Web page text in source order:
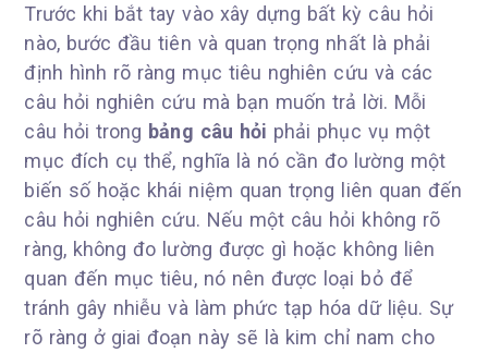
Trước khi bắt tay vào xây dựng bất kỳ câu hỏi
nào, bước đầu tiên và quan trọng nhất là phải
định hình rõ ràng mục tiêu nghiên cứu và các
câu hỏi nghiên cứu mà bạn muốn trả lời. Mỗi
câu hỏi trong bảng câu hỏi phải phục vụ một
mục đích cụ thể, nghĩa là nó cần đo lường một
biến số hoặc khái niệm quan trọng liên quan đến
câu hỏi nghiên cứu. Nếu một câu hỏi không rõ
ràng, không đo lường được gì hoặc không liên
quan đến mục tiêu, nó nên được loại bỏ để
tránh gây nhiễu và làm phức tạp hóa dữ liệu. Sự
rõ ràng ở giai đoạn này sẽ là kim chỉ nam cho